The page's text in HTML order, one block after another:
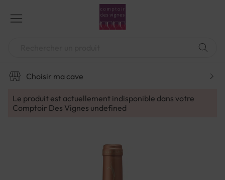
contenu
Choisir ma cave
Le produit est actuellement indisponible dans votre
Comptoir Des Vignes undefined